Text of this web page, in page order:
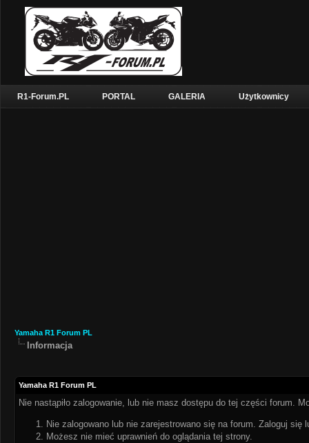
R1-Forum.PL PORTAL GALERIA Użytkownicy
Yamaha R1 Forum PL
Informacja
Yamaha R1 Forum PL
Nie nastąpiło zalogowanie, lub nie masz dostępu do tej części forum.
Nie zalogowano lub nie zarejestrowano się na forum. Zaloguj się
Możesz nie mieć uprawnień do oglądania tej strony.